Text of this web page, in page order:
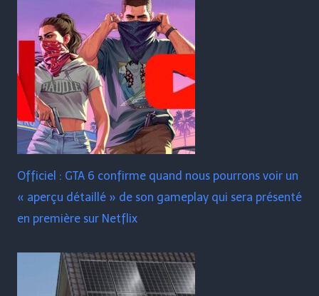
Officiel : GTA 6 confirme quand nous pourrons voir un
« aperçu détaillé » de son gameplay qui sera présenté
en première sur Netflix